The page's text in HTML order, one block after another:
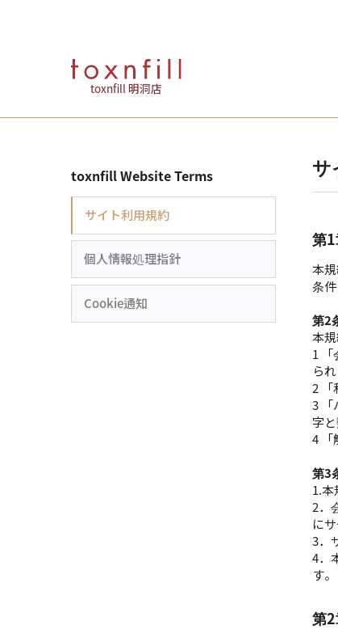
toxnfill 明洞店
toxnfill Website Terms
サイト利用規約
個人情報処理指針
Cookie通知
サ
第
本
条
第2
本
1
ら
2 「
3 「
字
4 「
第3
1.
2．
に
3．
4．
す。
第